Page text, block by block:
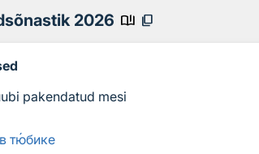
2026 book_ribbon content_copy
pakendatud mesi
тюбике